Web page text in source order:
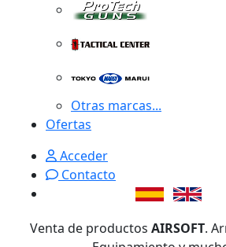
Otras marcas...
Ofertas
Acceder
Contacto
Venta de productos AIRSOFT.